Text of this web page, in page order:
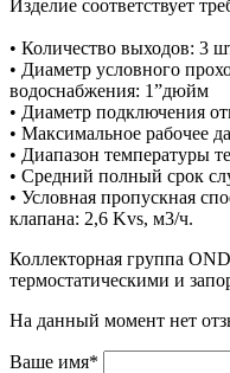
Изделие соответствует
• Количество выходов: 3
• Диаметр условного
водоснабжения: 1”дюйм
• Диаметр подключения
• Максимальное рабочее
• Диапазон температуры
• Средний полный срок
• Условная пропускная
клапана: 2,6 Kvs, м3/ч.
Коллекторная группа
термостатическими и
На данный момент нет
Ваше имя*